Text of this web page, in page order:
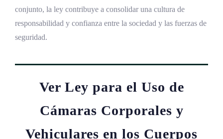
conjunto, la ley contribuye a consolidar una cultura de
responsabilidad y confianza entre la sociedad y las fuerzas de
seguridad.
Ver Ley para el Uso de
Cámaras Corporales y
Vehiculares en los Cuerpos